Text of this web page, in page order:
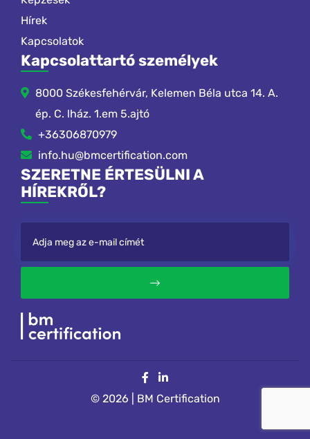
Hírek
Kapcsolatok
Kapcsolattartó személyek
8000 Székesfehérvár, Kelemen Béla utca 14. A.
ép. C. lház. 1.em 5.ajtó
+36306870979
info.hu@bmcertification.com
SZERETNE ÉRTESÜLNI A
HÍREKRŐL?
© 2026 | BM Certification